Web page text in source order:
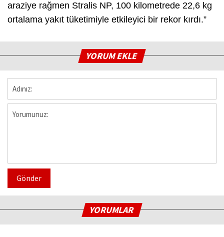
araziye rağmen Stralis NP, 100 kilometrede 22,6 kg
ortalama yakıt tüketimiyle etkileyici bir rekor kırdı.”
YORUM EKLE
Gönder
YORUMLAR